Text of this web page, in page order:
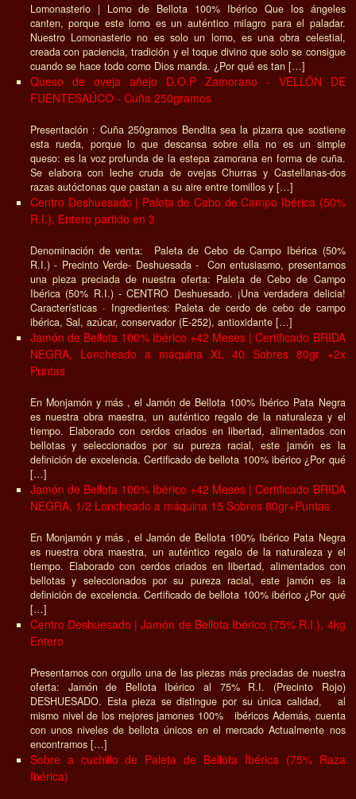
Lomonasterio | Lomo de Bellota 100% Ibérico Que los ángeles
canten, porque este lomo es un auténtico milagro para el paladar.
Nuestro Lomonasterio no es solo un lomo, es una obra celestial,
creada con paciencia, tradición y el toque divino que solo se consigue
cuando se hace todo como Dios manda. ¿Por qué es tan […]
Queso de oveja añejo D.O.P Zamorano - VELLÓN DE
FUENTESAÚCO - Cuña 250gramos
Presentación : Cuña 250gramos Bendita sea la pizarra que sostiene
esta rueda, porque lo que descansa sobre ella no es un simple
queso: es la voz profunda de la estepa zamorana en forma de cuña.
Se elabora con leche cruda de ovejas Churras y Castellanas-dos
razas autóctonas que pastan a su aire entre tomillos y […]
Centro Deshuesado | Paleta de Cebo de Campo Ibérica (50%
R.I.), Entero partido en 3
Denominación de venta: Paleta de Cebo de Campo Ibérica (50%
R.I.) - Precinto Verde- Deshuesada - Con entusiasmo, presentamos
una pieza preciada de nuestra oferta: Paleta de Cebo de Campo
Ibérica (50% R.I.) - CENTRO Deshuesado. ¡Una verdadera delicia!
Características · Ingredientes: Paleta de cerdo de cebo de campo
ibérica, Sal, azúcar, conservador (E-252), antioxidante […]
Jamón de Bellota 100% Ibérico +42 Meses | Certificado BRIDA
NEGRA, Loncheado a máquina XL 40 Sobres 80gr +2x
Puntas
En Monjamón y más , el Jamón de Bellota 100% Ibérico Pata Negra
es nuestra obra maestra, un auténtico regalo de la naturaleza y el
tiempo. Elaborado con cerdos criados en libertad, alimentados con
bellotas y seleccionados por su pureza racial, este jamón es la
definición de excelencia. Certificado de bellota 100% ibérico ¿Por qué
[…]
Jamón de Bellota 100% Ibérico +42 Meses | Certificado BRIDA
NEGRA, 1/2 Loncheado a máquina 15 Sobres 80gr+Puntas
En Monjamón y más , el Jamón de Bellota 100% Ibérico Pata Negra
es nuestra obra maestra, un auténtico regalo de la naturaleza y el
tiempo. Elaborado con cerdos criados en libertad, alimentados con
bellotas y seleccionados por su pureza racial, este jamón es la
definición de excelencia. Certificado de bellota 100% ibérico ¿Por qué
[…]
Centro Deshuesado | Jamón de Bellota Ibérico (75% R.I.), 4kg
Entero
Presentamos con orgullo una de las piezas más preciadas de nuestra
oferta: Jamón de Bellota Ibérico al 75% R.I. (Precinto Rojo)
DESHUESADO. Esta pieza se distingue por su única calidad, al
mismo nivel de los mejores jamones 100% ibéricos Además, cuenta
con unos niveles de bellota únicos en el mercado Actualmente nos
encontramos […]
Sobre a cuchillo de Paleta de Bellota Ibérica (75% Raza
Ibérica)